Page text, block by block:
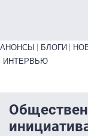
Primary links bottom
АНОНСЫ БЛОГИ
ИНТЕРВЬЮ